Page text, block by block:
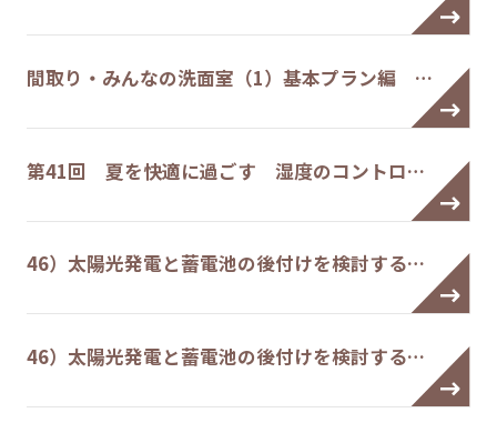
間取り・みんなの洗面室（1）基本プラン編 …
第41回 夏を快適に過ごす 湿度のコントロ…
46）太陽光発電と蓄電池の後付けを検討する…
46）太陽光発電と蓄電池の後付けを検討する…